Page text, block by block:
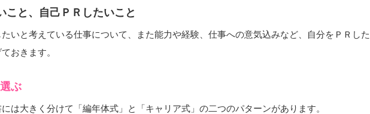
こと、自己ＰＲしたいこと
いと考えている仕事について、また能力や経験、仕事への意気込みなど、自分をＰＲした
おきます。
ぶ
は大きく分けて「編年体式」と「キャリア式」の二つのパターンがあります。